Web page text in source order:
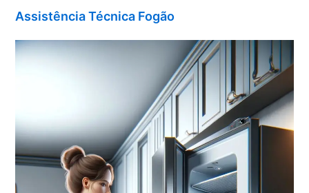
Assistência Técnica Fogão